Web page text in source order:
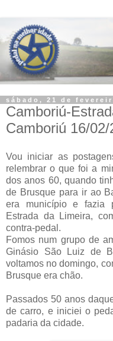
sábado, 21 de
Camboriú-
Camboriú 16/02/
Vou iniciar as
relembrar o que foi a
dos anos 60, quando
de Brusque para ir ao
era município e fazia
Estrada da Limeira,
contra-pedal.
Fomos num grupo de
Ginásio São Luiz de
voltamos no domingo,
Brusque era chão.
Passados 50 anos
de carro, e iniciei o
padaria da cidade.